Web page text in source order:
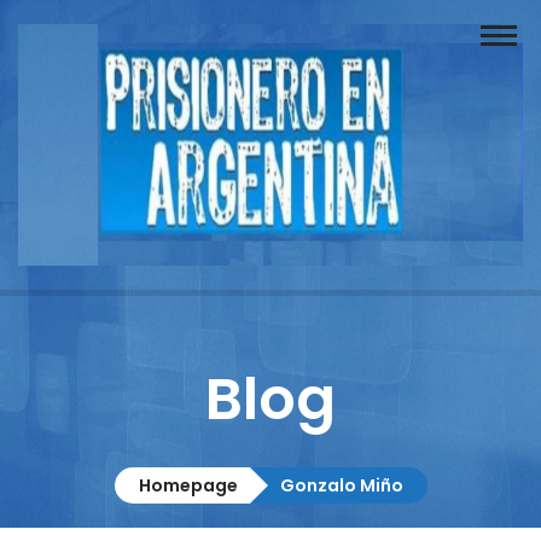
Buscador
Documentos
Columnistas
Contacto
Blog
Homepage Gonzalo Miño